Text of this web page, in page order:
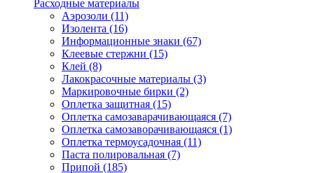
Расходные материалы
Аэрозоли (11)
Изолента (16)
Информационные знаки (67)
Клеевые стержни (15)
Клей (8)
Лакокрасочные материалы (3)
Маркировочные бирки (2)
Оплетка защитная (15)
Оплетка самозаварачивающаяся (7)
Оплетка самозаворачивающаяся (1)
Оплетка термоусадочная (11)
Паста полировальная (7)
Припой (185)